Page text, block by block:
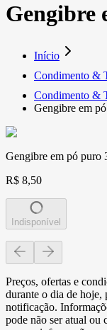
Gengibre
Início
Condimento &
Condimento &
Gengibre em
Gengibre em pó puro
R$ 8,50
Indisponível
Preços, ofertas e
durante o dia de hoje,
notificação.
pode não ser atual ou